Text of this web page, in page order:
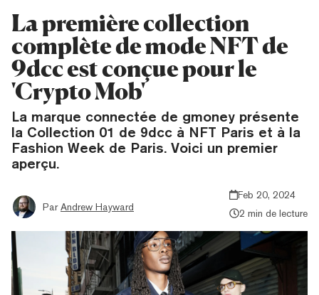
La première collection
complète de mode NFT de
9dcc est conçue pour le
'Crypto Mob'
La marque connectée de gmoney présente
la Collection 01 de 9dcc à NFT Paris et à la
Fashion Week de Paris. Voici un premier
aperçu.
Par Andrew Hayward
Feb 20, 2024
2 min de lecture